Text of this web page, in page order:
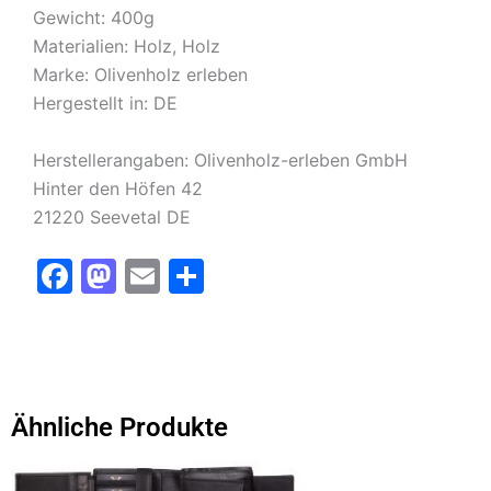
Gewicht: 400g
Materialien: Holz, Holz
Marke: Olivenholz erleben
Hergestellt in: DE
Herstellerangaben: Olivenholz-erleben GmbH
Hinter den Höfen 42
21220 Seevetal DE
F
b
M
d
E
Ähnliche Produkte